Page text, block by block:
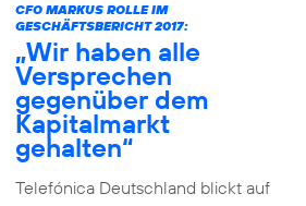
CFO MARKUS ROLLE IM
GESCHÄFTSBERICHT 2017:
„Wir haben alle
Versprechen
gegenüber dem
Kapitalmarkt
gehalten“
Telefónica Deutschland blickt auf